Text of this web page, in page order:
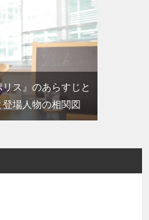
ス』のあらすじと
場人物の相関図